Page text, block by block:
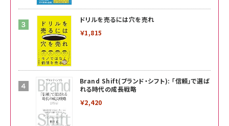
ドリルを売るには穴を売れ
￥1,815
Brand Shift(ブランド・シフト): 「信頼」で選ば
れる時代の成長戦略
￥2,420